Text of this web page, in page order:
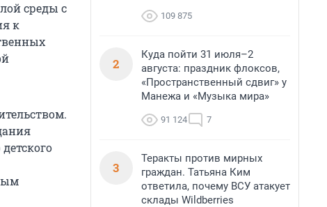
среды с
к
109 875
2
Куда пойти 31 июля–2
августа: праздник флоксов,
«Пространственный сдвиг» у
Манежа и «Музыка мира»
91 124 7
3
Теракты против мирных
граждан. Татьяна Ким
ответила, почему ВСУ атакует
склады Wildberries